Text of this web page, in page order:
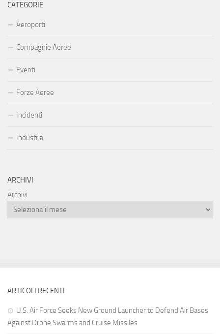
CATEGORIE
Aeroporti
Compagnie Aeree
Eventi
Forze Aeree
Incidenti
Industria
ARCHIVI
Archivi
ARTICOLI RECENTI
U.S. Air Force Seeks New Ground Launcher to Defend Air Bases
Against Drone Swarms and Cruise Missiles